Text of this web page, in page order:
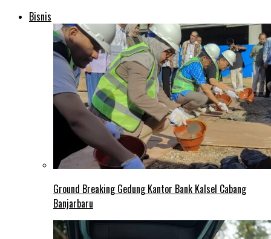
Bisnis
Ground Breaking Gedung Kantor Bank Kalsel Cabang
Banjarbaru